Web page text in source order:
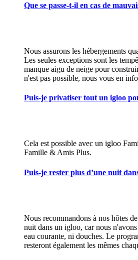
Que se passe-t-il en cas de
Nous assurons les hébergements
Les seules exceptions sont les
manque aigu de neige pour
n'est pas possible, nous vous en
Puis-je privatiser tout un igloo
Cela est possible avec un igloo
Famille & Amis Plus.
Puis-je rester plus d’une nuit
Nous recommandons à nos hôtes
nuit dans un igloo, car nous
eau courante, ni douches. Le
resteront également les mêmes